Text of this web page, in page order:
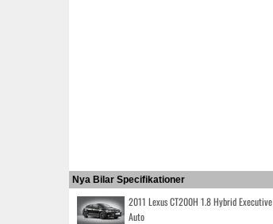
Nya Bilar Specifikationer
2011 Lexus CT200H 1.8 Hybrid Executive
Auto